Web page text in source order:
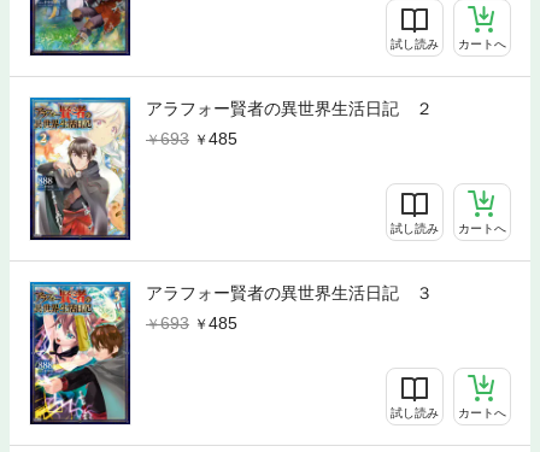
試し読み カートへ
アラフォー賢者の異世界生活日記 ２
693
485
試し読み カートへ
アラフォー賢者の異世界生活日記 ３
693
485
試し読み カートへ